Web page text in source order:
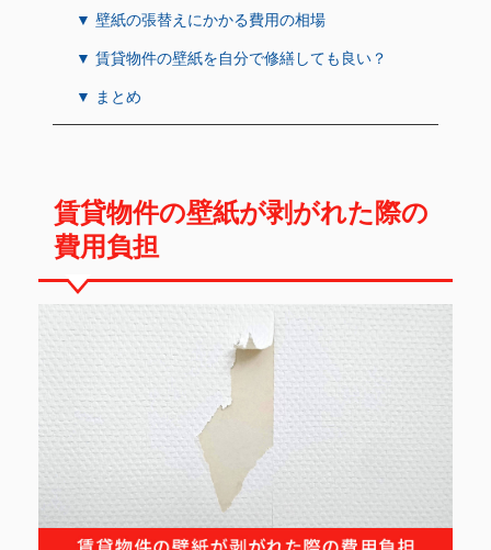
▼ 壁紙の張替えにかかる費用の相場
▼ 賃貸物件の壁紙を自分で修繕しても良い？
▼ まとめ
賃貸物件の壁紙が剥がれた際の
費用負担